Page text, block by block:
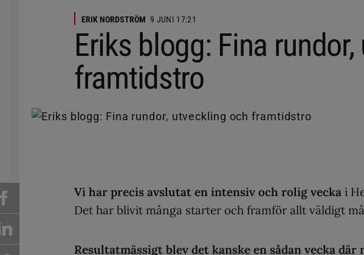
ERIK NORDSTRÖM 9 JUNI 17:21
Eriks blogg: Fina
framtidstro
Vi har precis avslutat en intensiv och rolig vecka i
Det har blivit många starter och framför allt väldigt
Resultatmässigt blev det kanske en sådan vecka